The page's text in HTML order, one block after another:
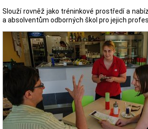
Slouží rovněž jako tréninkové prostředí a
a absolventům odborných škol pro jejich